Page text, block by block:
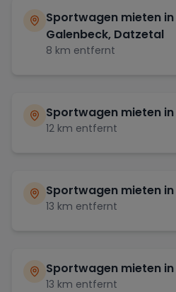
Sportwagen mieten in
Galenbeck, Datzetal
8 km entfernt
Sportwagen mieten in
12 km entfernt
Sportwagen mieten in
13 km entfernt
Sportwagen mieten in
13 km entfernt